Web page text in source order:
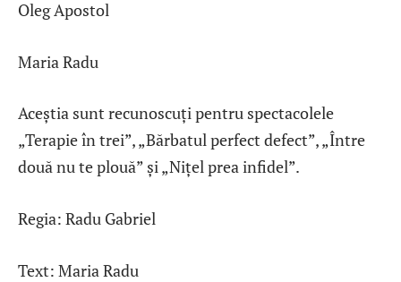
Oleg Apostol
Maria Radu
Aceștia sunt recunoscuți pentru spectacolele
„Terapie în trei”, „Bărbatul perfect defect”, „Între
două nu te plouă” și „Nițel prea infidel”.
Regia: Radu Gabriel
Text: Maria Radu